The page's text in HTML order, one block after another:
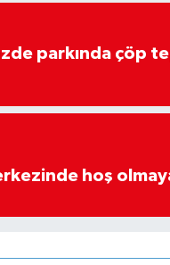
parkında çöp
hoş